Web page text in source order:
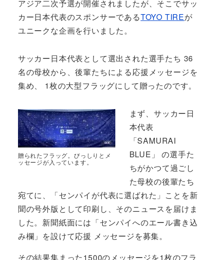
アジア二次予選が開催されましたが、そこでサッ
カー日本代表のスポンサーであるTOYO TIREが
ユニークな企画を行いました。
サッカー日本代表として選出された選手たち 36
名の母校から、後輩たちによる応援メッセージを
集め、 1枚の大型フラッグにして贈ったのです。
贈られたフラッグ。びっしりとメ
ッセージが入っています。
まず、サッカー日
本代表
「SAMURAI
BLUE」 の選手た
ちがかつて過ごし
た母校の後輩たち
宛てに、「センパイが代表に選ばれた」ことを新
聞の号外版として印刷し、そのニュースを届けま
した。新聞紙面には「センパイへのエール書き込
み欄」を設けて応援 メッセージを募集。
その結果集まった1500のメッセージを1枚のフラ